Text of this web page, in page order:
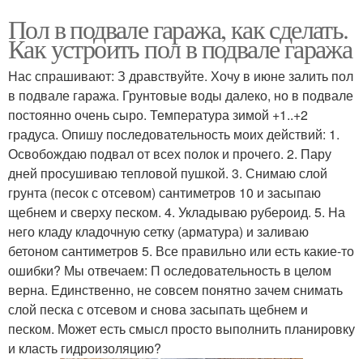
Пол в подвале гаража, как сделать.
Как устроить пол в подвале гаража
Нас спрашивают: З дравствуйте. Хочу в июне залить пол
в подвале гаража. Грунтовые воды далеко, но в подвале
постоянно очень сыро. Температура зимой +1..+2
градуса. Опишу последовательность моих действий: 1.
Освобождаю подвал от всех полок и прочего. 2. Пару
дней просушиваю тепловой пушкой. 3. Снимаю слой
грунта (песок с отсевом) сантиметров 10 и засыпаю
щебнем и сверху песком. 4. Укладываю рубероид. 5. На
него кладу кладочную сетку (арматура) и заливаю
бетоном сантиметров 5. Все правильно или есть какие-то
ошибки? Мы отвечаем: П оследовательность в целом
верна. Единственно, не совсем понятно зачем снимать
слой песка с отсевом и снова засыпать щебнем и
песком. Может есть смысл просто выполнить планировку
и класть гидроизоляцию?